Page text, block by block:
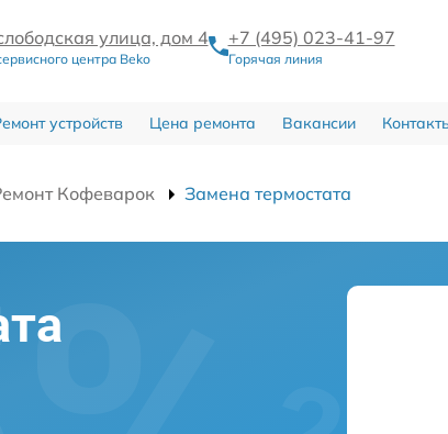
улица, дом 4
центра Beko
+7 (495) 023-41-97
Горячая линия
устройств Цена ремонта Вакансии
Кофеварок Замена термостата